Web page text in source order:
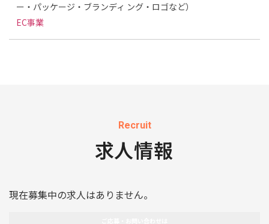
ー・パッケージ・ブランディ ング・ロゴなど）
EC事業
Recruit
求人情報
現在募集中の求人はありません。